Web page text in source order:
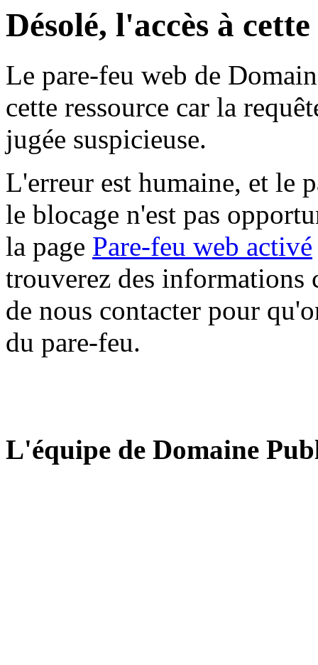
Désolé, l'accès à
Le pare-feu web de
cette ressource car la
jugée suspicieuse.
L'erreur est humaine, et le
le blocage n'est pas
la page Pare-feu web activé
trouverez des informations
de nous contacter pour
du pare-feu.
L'équipe de Domaine